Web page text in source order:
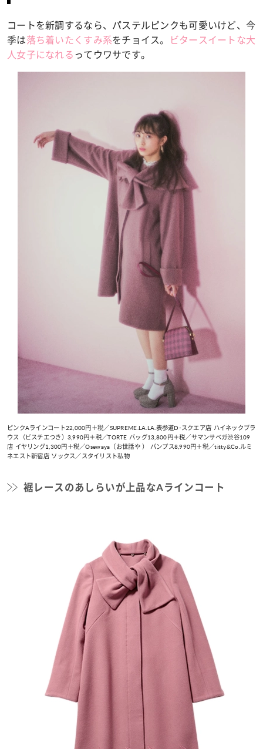
コートを新調するなら、パステルピンクも可愛いけど、 今
季は落ち着いたくすみ系をチョイス。
ビタースイートな大
人女子になれるってウワサです。
ピンクAラインコート22,000円＋税／SUPREME.LA.LA.表参道D-スクエア店 ハイネックブラ
ウス（ビスチエつき）3,990円＋税／TORTE バッグ13,800円＋税／サマンサベガ渋谷109
店 イヤリング1,300円＋税／Osewaya（お世話や ） パンプス8,990円＋税／titty&Co.ルミ
ネエスト新宿店 ソックス／スタイリスト私物
裾レースのあしらいが上品なAラインコート